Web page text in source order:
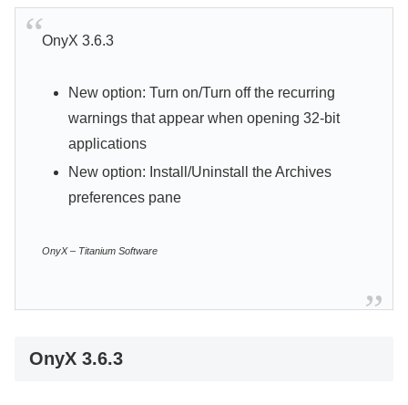
OnyX 3.6.3
New option: Turn on/Turn off the recurring
warnings that appear when opening 32-bit
applications
New option: Install/Uninstall the Archives
preferences pane
OnyX – Titanium Software
OnyX 3.6.3